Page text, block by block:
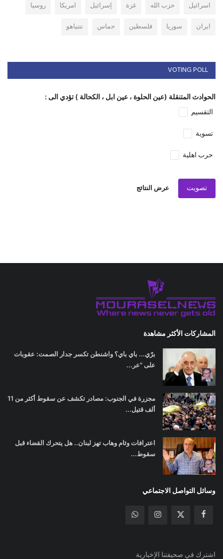
اسرائيل
حزب الله غزة إسرائيل امريكا
روسيا
ايران
سوريا فلسطين حماس نتنياهو
VOTING POLL
الحوادث المتنقلة (عين الحلوة ، عين ابل ، الكحالة ) تؤدي الى :
التقسيم
تسوية
حرب اهلية
تصويت عرض النتائج
المشاركات الأكثر مشاهدة
برّي... باي باي؟ واشنطن تكسر جدار الصمت: عقوبات
على "عر...
مجزرة في الجنوب: مصادر تكشف عن سقوط أكثر من 11
ألف قتيل...
اعترافات وئام وهاب تهز لبنان.. هل يتحرك القضاء قبل
سقوط...
وسائل التواصل الاجتماعي
اشترك في صحيفتنا الإخبارية